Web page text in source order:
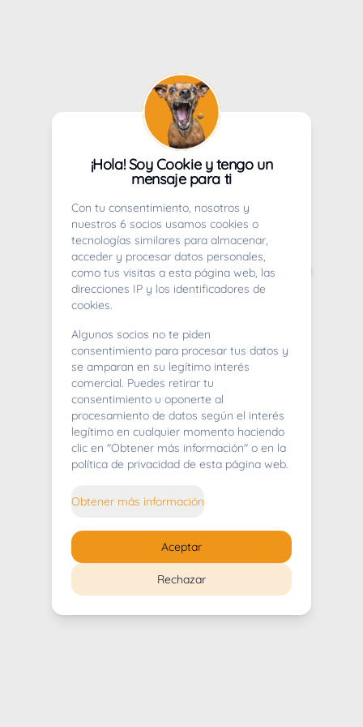
404
Whoops! Lo sentimos mucho.
¡Hola! Soy Cookie y tengo un
mensaje para ti
Con tu consentimiento, nosotros y
nuestros 6 socios usamos cookies o
tecnologías similares para almacenar,
acceder y procesar datos personales,
como tus visitas a esta página web, las
direcciones IP y los identificadores de
cookies.
Algunos socios no te piden
consentimiento para procesar tus datos y
se amparan en su legítimo interés
comercial. Puedes retirar tu
consentimiento u oponerte al
procesamiento de datos según el interés
legítimo en cualquier momento haciendo
clic en "Obtener más información" o en la
política de privacidad de esta página web.
Obtener más información
Rechazar
Aceptar